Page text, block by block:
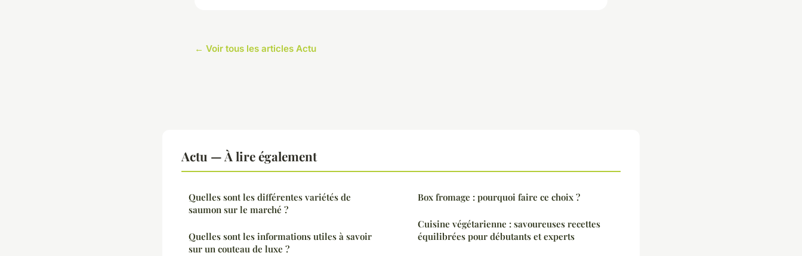
← Voir tous les articles Actu
Actu — À lire également
Quelles sont les différentes variétés de
saumon sur le marché ?
Quelles sont les informations utiles à savoir
sur un couteau de luxe ?
Box fromage : pourquoi faire ce choix ?
Cuisine végétarienne : savoureuses recettes
équilibrées pour débutants et experts